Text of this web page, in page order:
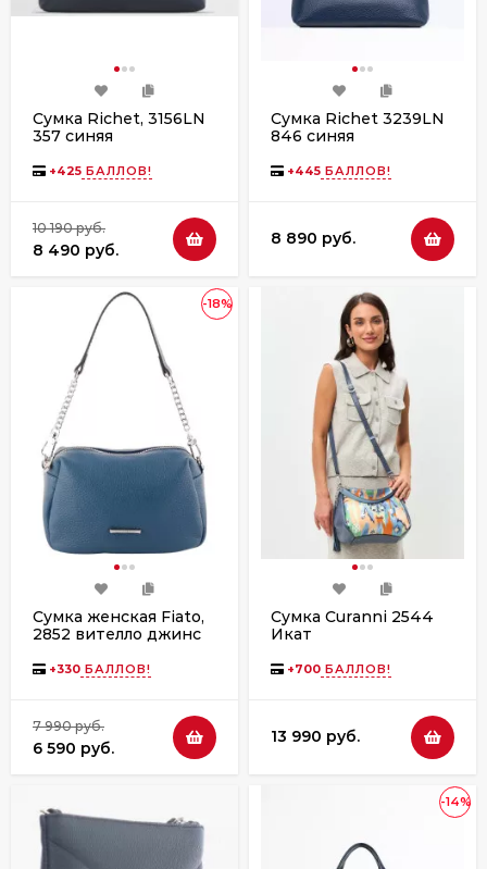
Сумка Richet, 3156LN
357 синяя
+425 БАЛЛОВ!
10 190 руб.
8 490 руб.
Сумка Richet 3239LN
846 синяя
+445 БАЛЛОВ!
8 890 руб.
-18%
Сумка женская Fiato,
2852 вителло джинс
+330 БАЛЛОВ!
7 990 руб.
6 590 руб.
Сумка Curanni 2544
Икат
+700 БАЛЛОВ!
13 990 руб.
-14%